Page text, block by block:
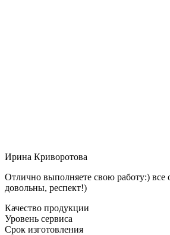
Ирина Криворотова
Отлично выполняете свою работу:) все
довольны, респект!)
Качество продукции
Уровень сервиса
Срок изготовления